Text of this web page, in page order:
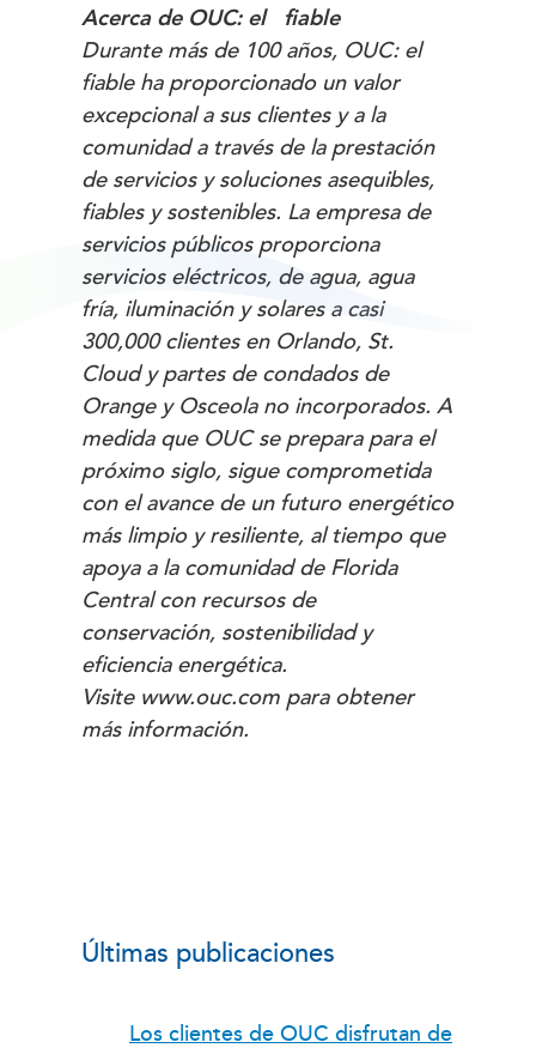
Acerca de OUC: el fiable
Durante más de 100 años, OUC: el
fiableha proporcionado un valor
excepcional a sus clientes y a la
comunidad a través de la prestación
de servicios y soluciones asequibles,
fiables y sostenibles. La empresa de
servicios públicos proporciona
servicios eléctricos, de agua, agua
fría, iluminación y solares a casi
300,000 clientes en Orlando, St.
Cloud y partes de condados de
Orange y Osceola no incorporados. A
medida que OUC se prepara para el
próximo siglo, sigue comprometida
con el avance de un futuro energético
más limpio y resiliente, al tiempo que
apoya a la comunidad de Florida
Central con recursos de
conservación, sostenibilidad y
eficiencia energética.
Visite www.ouc.com para obtener
más información.
Últimas publicaciones
Los clientes de OUC disfrutan de